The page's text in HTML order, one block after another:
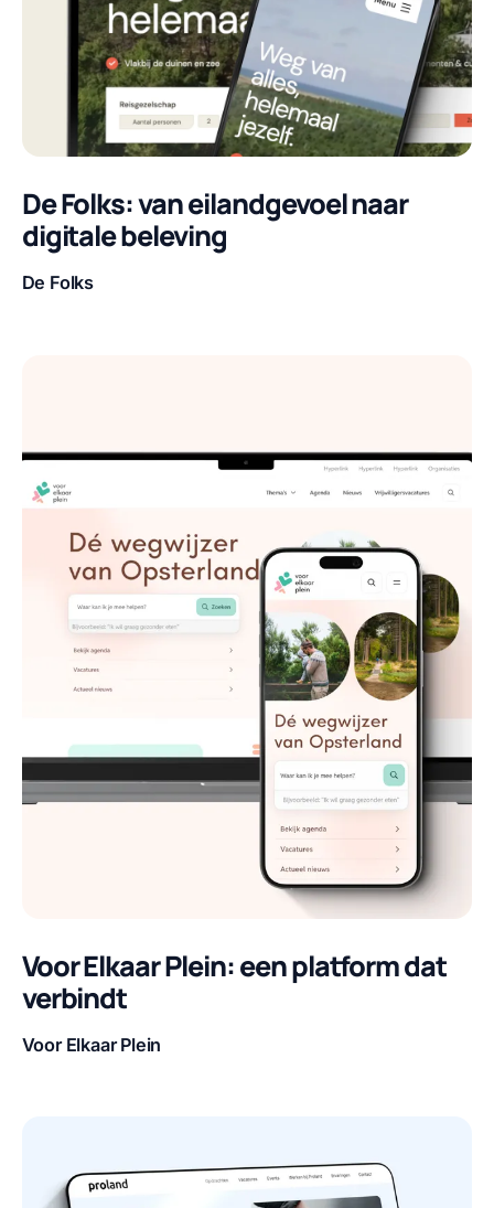
De Folks: van eilandgevoel naar
digitale beleving
Klant
De Folks
Voor Elkaar Plein: een platform dat
verbindt
Klant
Voor Elkaar Plein